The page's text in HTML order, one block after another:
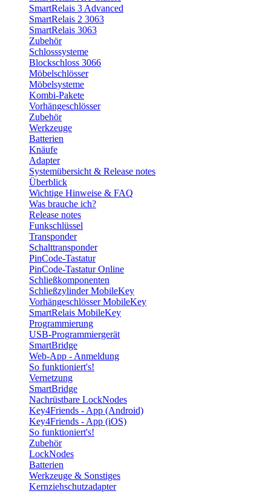
SmartRelais 3 Advanced
SmartRelais 2 3063
SmartRelais 3063
Zubehör
Schlosssysteme
Blockschloss 3066
Möbelschlösser
Möbelsysteme
Kombi-Pakete
Vorhängeschlösser
Zubehör
Werkzeuge
Batterien
Knäufe
Adapter
Systemübersicht & Release notes
Überblick
Wichtige Hinweise & FAQ
Was brauche ich?
Release notes
Funkschlüssel
Transponder
Schalttransponder
PinCode-Tastatur
PinCode-Tastatur Online
Schließkomponenten
Schließzylinder MobileKey
Vorhängeschlösser MobileKey
SmartRelais MobileKey
Programmierung
USB-Programmiergerät
SmartBridge
Web-App - Anmeldung
So funktioniert's!
Vernetzung
SmartBridge
Nachrüstbare LockNodes
Key4Friends - App (Android)
Key4Friends - App (iOS)
So funktioniert's!
Zubehör
LockNodes
Batterien
Werkzeuge & Sonstiges
Kernziehschutzadapter